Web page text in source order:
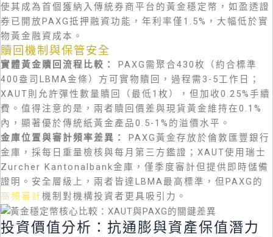
使其成為首個獲納入傳統券商平台的黃金穩定幣，如盈透證
券已開放PAXG抵押融資功能，年利率僅1.5%，大幅低於實
物黃金融資成本。
贖回機制與保管安全
實體黃金贖回流程比較：
PAXG需聚合430枚（約合標準
400盎司LBMA金條）方可實物贖回，過程需3-5工作日；
XAUT則允許彈性數量贖回（最低1枚），但加收0.25%手續
費。值得注意的是，兩者贖回價差與現貨黃金維持在0.1%
內，顯著優於傳統紙黃金產品0.5-1%的溢價水平。
金庫位置與審計頻率差異：
PAXG黃金存放於倫敦匯豐銀行
金庫，採每日重量檢核與每月第三方鑑證；XAUT使用瑞士
Zurcher Kantonalbank金庫，僅季度審計但提供即時儲備
證明。安全層級上，兩者皆達LBMA最高標準，但PAXG的
高頻審計機制對機構投資者更具吸引力。
投資價值分析：抗通膨與資產保值潛力